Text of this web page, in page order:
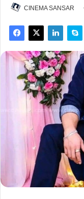
CINEMA SANSAR